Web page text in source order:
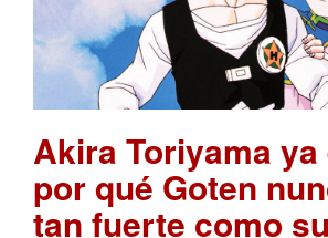
Akira Toriyama
por qué Goten
tan fuerte como su